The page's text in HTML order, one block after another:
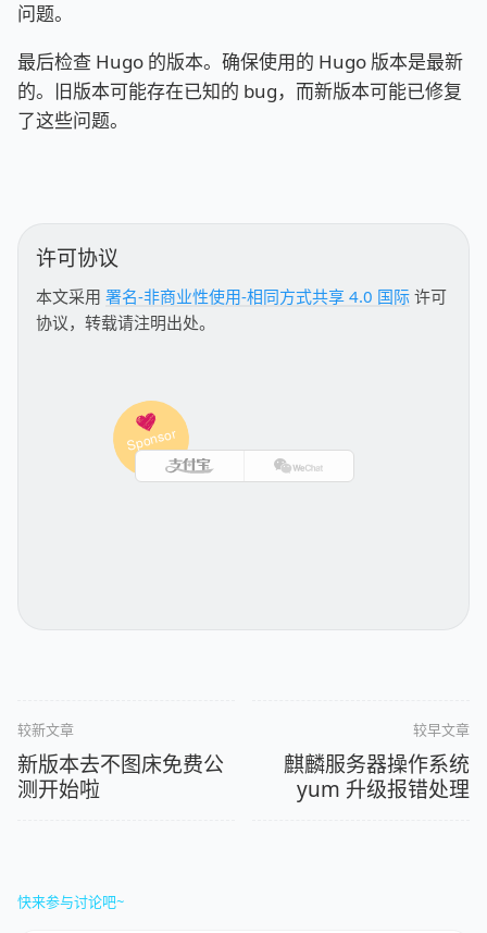
问题。
最后检查 Hugo 的版本。确保使用的 Hugo 版本是最新
的。旧版本可能存在已知的 bug，而新版本可能已修复
了这些问题。
许可协议
本文采用 署名-非商业性使用-相同方式共享 4.0 国际 许可
协议，转载请注明出处。
较新文章
新版本去不图床免费公
测开始啦
较早文章
麒麟服务器操作系统
yum 升级报错处理
快来参与讨论吧~